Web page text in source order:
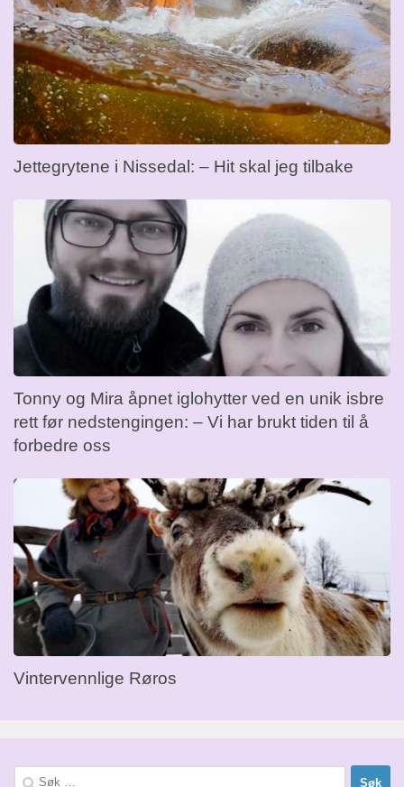
Jettegrytene i Nissedal: – Hit skal jeg tilbake
Tonny og Mira åpnet iglohytter ved en unik isbre
rett før nedstengingen: – Vi har brukt tiden til å
forbedre oss
Vintervennlige Røros
Søk